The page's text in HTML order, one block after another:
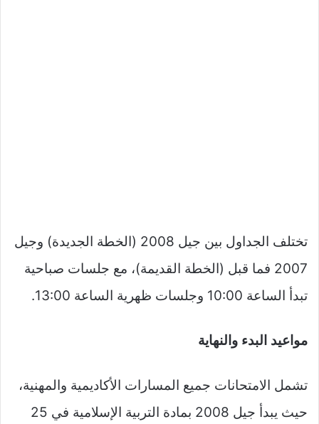
تختلف الجداول بين جيل 2008 (الخطة الجديدة) وجيل
2007 فما قبل (الخطة القديمة)، مع جلسات صباحية
تبدأ الساعة 10:00 وجلسات ظهرية الساعة 13:00.
مواعيد البدء والنهاية
تشمل الامتحانات جميع المسارات الأكاديمية والمهنية،
حيث يبدأ جيل 2008 بمادة التربية الإسلامية في 25